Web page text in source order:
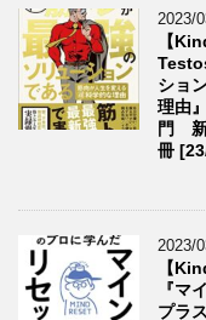
2023/
【
ショ
理由
門 新
冊
2023/
【
『マ
プラ